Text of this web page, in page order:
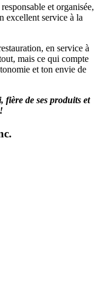
et organisée,
excellent service à la
en service à
mais ce qui compte
et ton envie de
fière de ses produits et